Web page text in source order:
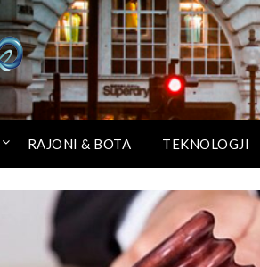
RAJONI & BOTA TEKNOLOGJI